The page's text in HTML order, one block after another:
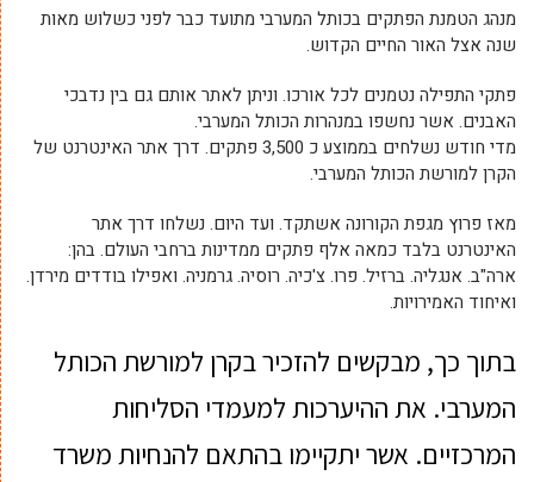
מנהג הטמנת הפתקים בכותל המערבי מתועד כבר לפני כשלוש מאות
שנה אצל האור החיים הקדוש.
פתקי התפילה נטמנים לכל אורכו. וניתן לאתר אותם גם בין נדבכי
האבנים. אשר נחשפו במנהרות הכותל המערבי.
מדי חודש נשלחים בממוצע כ 3,500 פתקים. דרך אתר האינטרנט של
הקרן למורשת הכותל המערבי.
מאז פרוץ מגפת הקורונה אשתקד. ועד היום. נשלחו דרך אתר
האינטרנט בלבד כמאה אלף פתקים ממדינות ברחבי העולם. בהן:
ארה"ב. אנגליה. ברזיל. פרו. צ'כיה. רוסיה. גרמניה. ואפילו בודדים מירדן.
ואיחוד האמירויות.
בתוך כך, מבקשים להזכיר בקרן למורשת הכותל
המערבי. את ההיערכות למעמדי הסליחות
המרכזיים. אשר יתקיימו בהתאם להנחיות משרד